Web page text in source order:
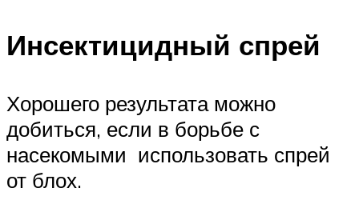
Инсектицидный спрей
Хорошего результата можно
добиться, если в борьбе с
насекомыми использовать спрей
от блох.